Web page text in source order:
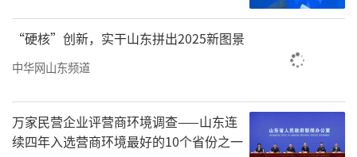
组，建立了“统筹协调、分工负责、全程督
导、闭环落实”的工作机制。学校始终坚持以
学生为中心的发展思想，坚守为党育人、为国
文、道德与法治、数学、科学等多学科阅读资
源，构建起了涵盖经典诵读、人文浸润、科普
“硬核”创新，实干山东拼出2025新图景
中华网山东频道
万家民营企业评营商环境调查——山东连
续四年入选营商环境最好的10个省份之一